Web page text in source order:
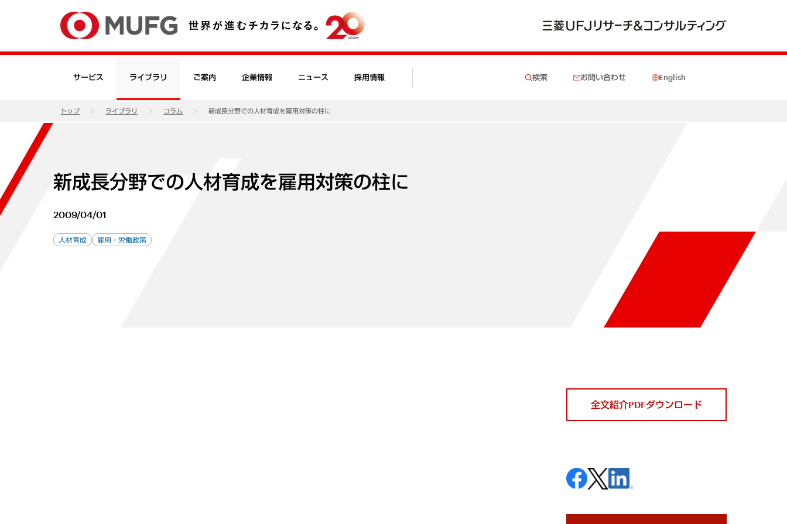
サービス ライブラリ ご案内 企業情報 ニュース 採用情報 検索 お問い合わせ English
トップ ライブラリ コラム 新成長分野での人材育成を雇用対策の柱に
新成長分野での人材育成を雇用対策の柱に
2009/04/01
人材育成 雇用・労働政策
全文紹介PDFダウンロード